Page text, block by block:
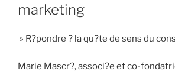
marketing
» R?pondre ? la qu?te de sens du
Marie Mascr?, associ?e et co-